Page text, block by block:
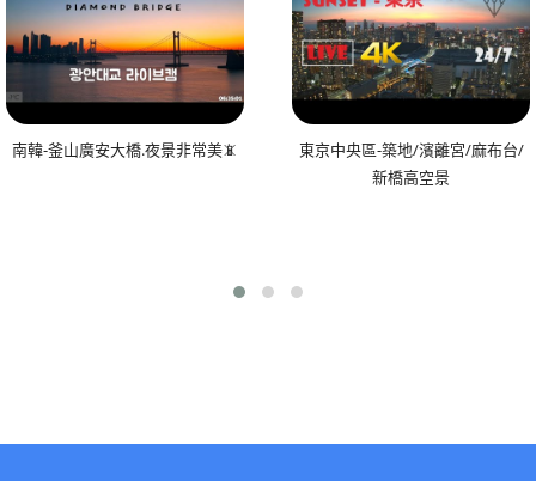
南韓-釜山廣安大橋.夜景非常美📵
東京中央區-築地/濱離宮/麻布台/
新橋高空景